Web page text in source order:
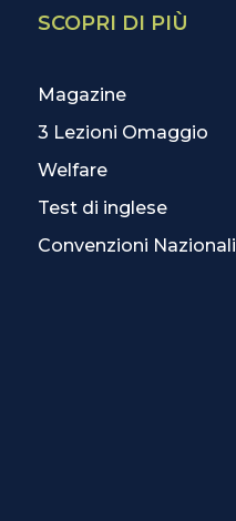
SCOPRI DI PIÙ
Magazine
3 Lezioni Omaggio
Welfare
Test di inglese
Convenzioni Nazionali